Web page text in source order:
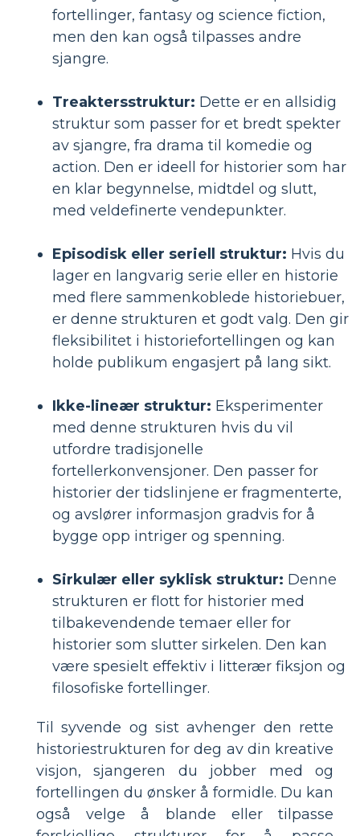
fortellinger, fantasy og science fiction,
men den kan også tilpasses andre
sjangre.
Treaktersstruktur: Dette er en allsidig
struktur som passer for et bredt spekter
av sjangre, fra drama til komedie og
action. Den er ideell for historier som har
en klar begynnelse, midtdel og slutt,
med veldefinerte vendepunkter.
Episodisk eller seriell struktur: Hvis du
lager en langvarig serie eller en historie
med flere sammenkoblede historiebuer,
er denne strukturen et godt valg. Den gir
fleksibilitet i historiefortellingen og kan
holde publikum engasjert på lang sikt.
Ikke-lineær struktur: Eksperimenter
med denne strukturen hvis du vil
utfordre tradisjonelle
fortellerkonvensjoner. Den passer for
historier der tidslinjene er fragmenterte,
og avslører informasjon gradvis for å
bygge opp intriger og spenning.
Sirkulær eller syklisk struktur: Denne
strukturen er flott for historier med
tilbakevendende temaer eller for
historier som slutter sirkelen. Den kan
være spesielt effektiv i litterær fiksjon og
filosofiske fortellinger.
Til syvende og sist avhenger den rette
historiestrukturen for deg av din kreative
visjon, sjangeren du jobber med og
fortellingen du ønsker å formidle. Du kan
også velge å blande eller tilpasse